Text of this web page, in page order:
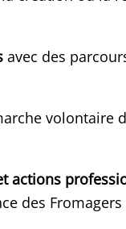
avec des
volontaire
actions
des